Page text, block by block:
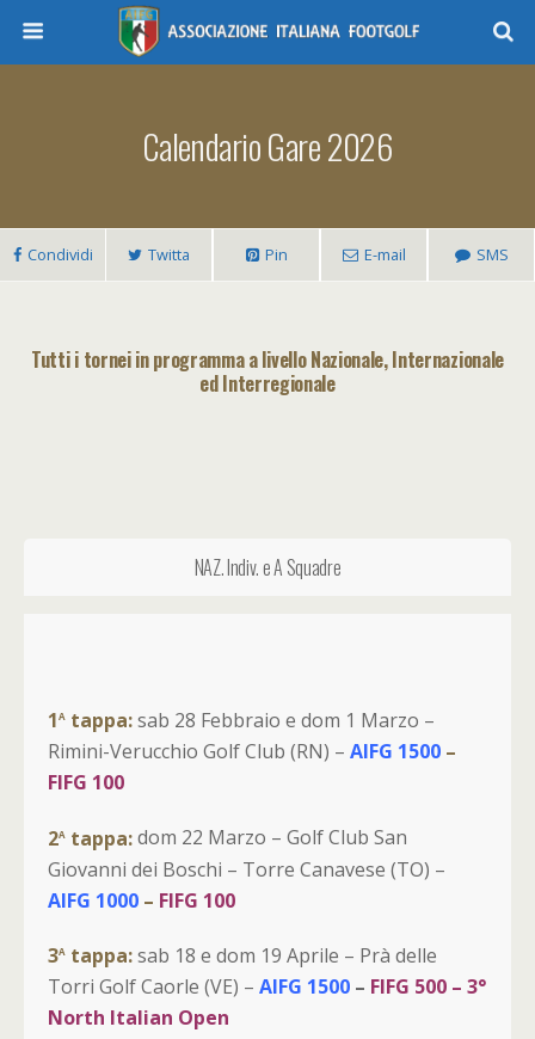
Calendario Gare 2026
Condividi Twitta Pin E-mail SMS
Tutti i tornei in programma a livello Nazionale, Internazionale
ed Interregionale
NAZ. Indiv. e A Squadre
1a tappa:sab 28 Febbraio e dom 1 Marzo –
Rimini-Verucchio Golf Club (RN) – AIFG 1500 –
FIFG 100
2a tappa:dom 22 Marzo – Golf Club San
Giovanni dei Boschi – Torre Canavese (TO) –
AIFG 1000 – FIFG 100
3a tappa:sab 18 e dom 19 Aprile – Prà delle
Torri Golf Caorle (VE) – AIFG 1500 – FIFG 500 – 3°
North Italian Open